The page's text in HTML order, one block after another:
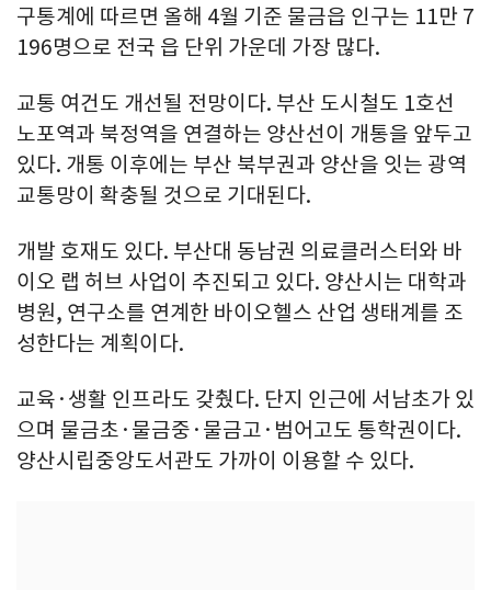
구통계에 따르면 올해 4월 기준 물금읍 인구는 11만 7
196명으로 전국 읍 단위 가운데 가장 많다.
교통 여건도 개선될 전망이다. 부산 도시철도 1호선
노포역과 북정역을 연결하는 양산선이 개통을 앞두고
있다. 개통 이후에는 부산 북부권과 양산을 잇는 광역
교통망이 확충될 것으로 기대된다.
개발 호재도 있다. 부산대 동남권 의료클러스터와 바
이오 랩 허브 사업이 추진되고 있다. 양산시는 대학과
병원, 연구소를 연계한 바이오헬스 산업 생태계를 조
성한다는 계획이다.
교육·생활 인프라도 갖췄다. 단지 인근에 서남초가 있
으며 물금초·물금중·물금고·범어고도 통학권이다.
양산시립중앙도서관도 가까이 이용할 수 있다.